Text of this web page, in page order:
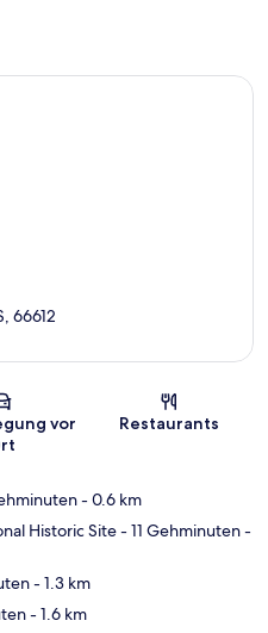
Karte
66612
vor
Restaurants
- 0.6 km
Historic Site- 11 Gehminuten-
- 1.3 km
- 1.6 km